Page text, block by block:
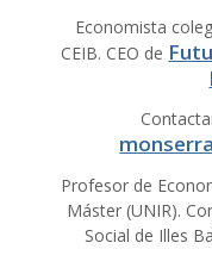
Economista
CEIB. CEO de
Profesor de
Máster (UNIR).
Social de Illes